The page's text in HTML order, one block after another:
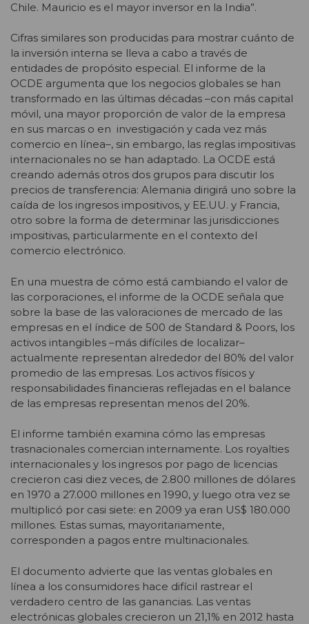
Chile. Mauricio es el mayor inversor en la India”.
Cifras similares son producidas para mostrar cuánto de
la inversión interna se lleva a cabo a través de
entidades de propósito especial. El informe de la
OCDE argumenta que los negocios globales se han
transformado en las últimas décadas –con más capital
móvil, una mayor proporción de valor de la empresa
en sus marcas o en investigación y cada vez más
comercio en línea–, sin embargo, las reglas impositivas
internacionales no se han adaptado. La OCDE está
creando además otros dos grupos para discutir los
precios de transferencia: Alemania dirigirá uno sobre la
caída de los ingresos impositivos, y EE.UU. y Francia,
otro sobre la forma de determinar las jurisdicciones
impositivas, particularmente en el contexto del
comercio electrónico.
En una muestra de cómo está cambiando el valor de
las corporaciones, el informe de la OCDE señala que
sobre la base de las valoraciones de mercado de las
empresas en el índice de 500 de Standard & Poors, los
activos intangibles –más difíciles de localizar–
actualmente representan alrededor del 80% del valor
promedio de las empresas. Los activos físicos y
responsabilidades financieras reflejadas en el balance
de las empresas representan menos del 20%.
El informe también examina cómo las empresas
trasnacionales comercian internamente. Los royalties
internacionales y los ingresos por pago de licencias
crecieron casi diez veces, de 2.800 millones de dólares
en 1970 a 27.000 millones en 1990, y luego otra vez se
multiplicó por casi siete: en 2009 ya eran US$ 180.000
millones. Estas sumas, mayoritariamente,
corresponden a pagos entre multinacionales.
El documento advierte que las ventas globales en
línea a los consumidores hace difícil rastrear el
verdadero centro de las ganancias. Las ventas
electrónicas globales crecieron un 21,1% en 2012 hasta